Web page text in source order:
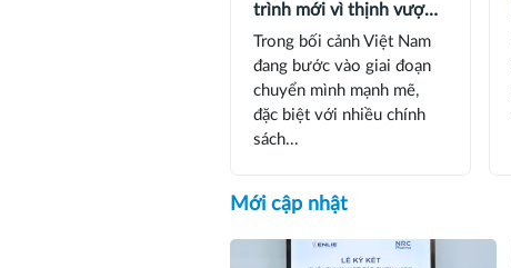
trình mới vì thịnh vượng
chung
Trong bối cảnh Việt Nam
đang bước vào giai đoạn
chuyển mình mạnh mẽ,
đặc biệt với nhiều chính
sách...
Mới cập nhật